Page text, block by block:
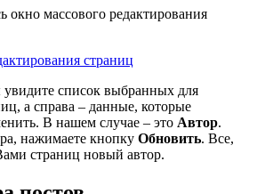
окно массового редактирования
список выбранных для
а справа – данные, которые
В нашем случае – это Автор.
нажимаете кнопку Обновить. Все,
страниц новый автор.